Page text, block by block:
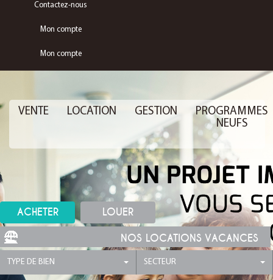
Contactez-nous
Mon compte
Mon compte
VENTE LOCATION GESTION
PROGRAMMES
NEUFS
ACHETER LOUER
NOS LOCATIONS VACANCES
TYPE DE BIEN SECTEUR